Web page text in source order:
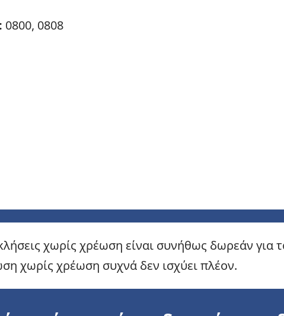
0800, 0808
χωρίς χρέωση είναι συνήθως δωρεάν
χωρίς χρέωση συχνά δεν ισχύει πλέον.